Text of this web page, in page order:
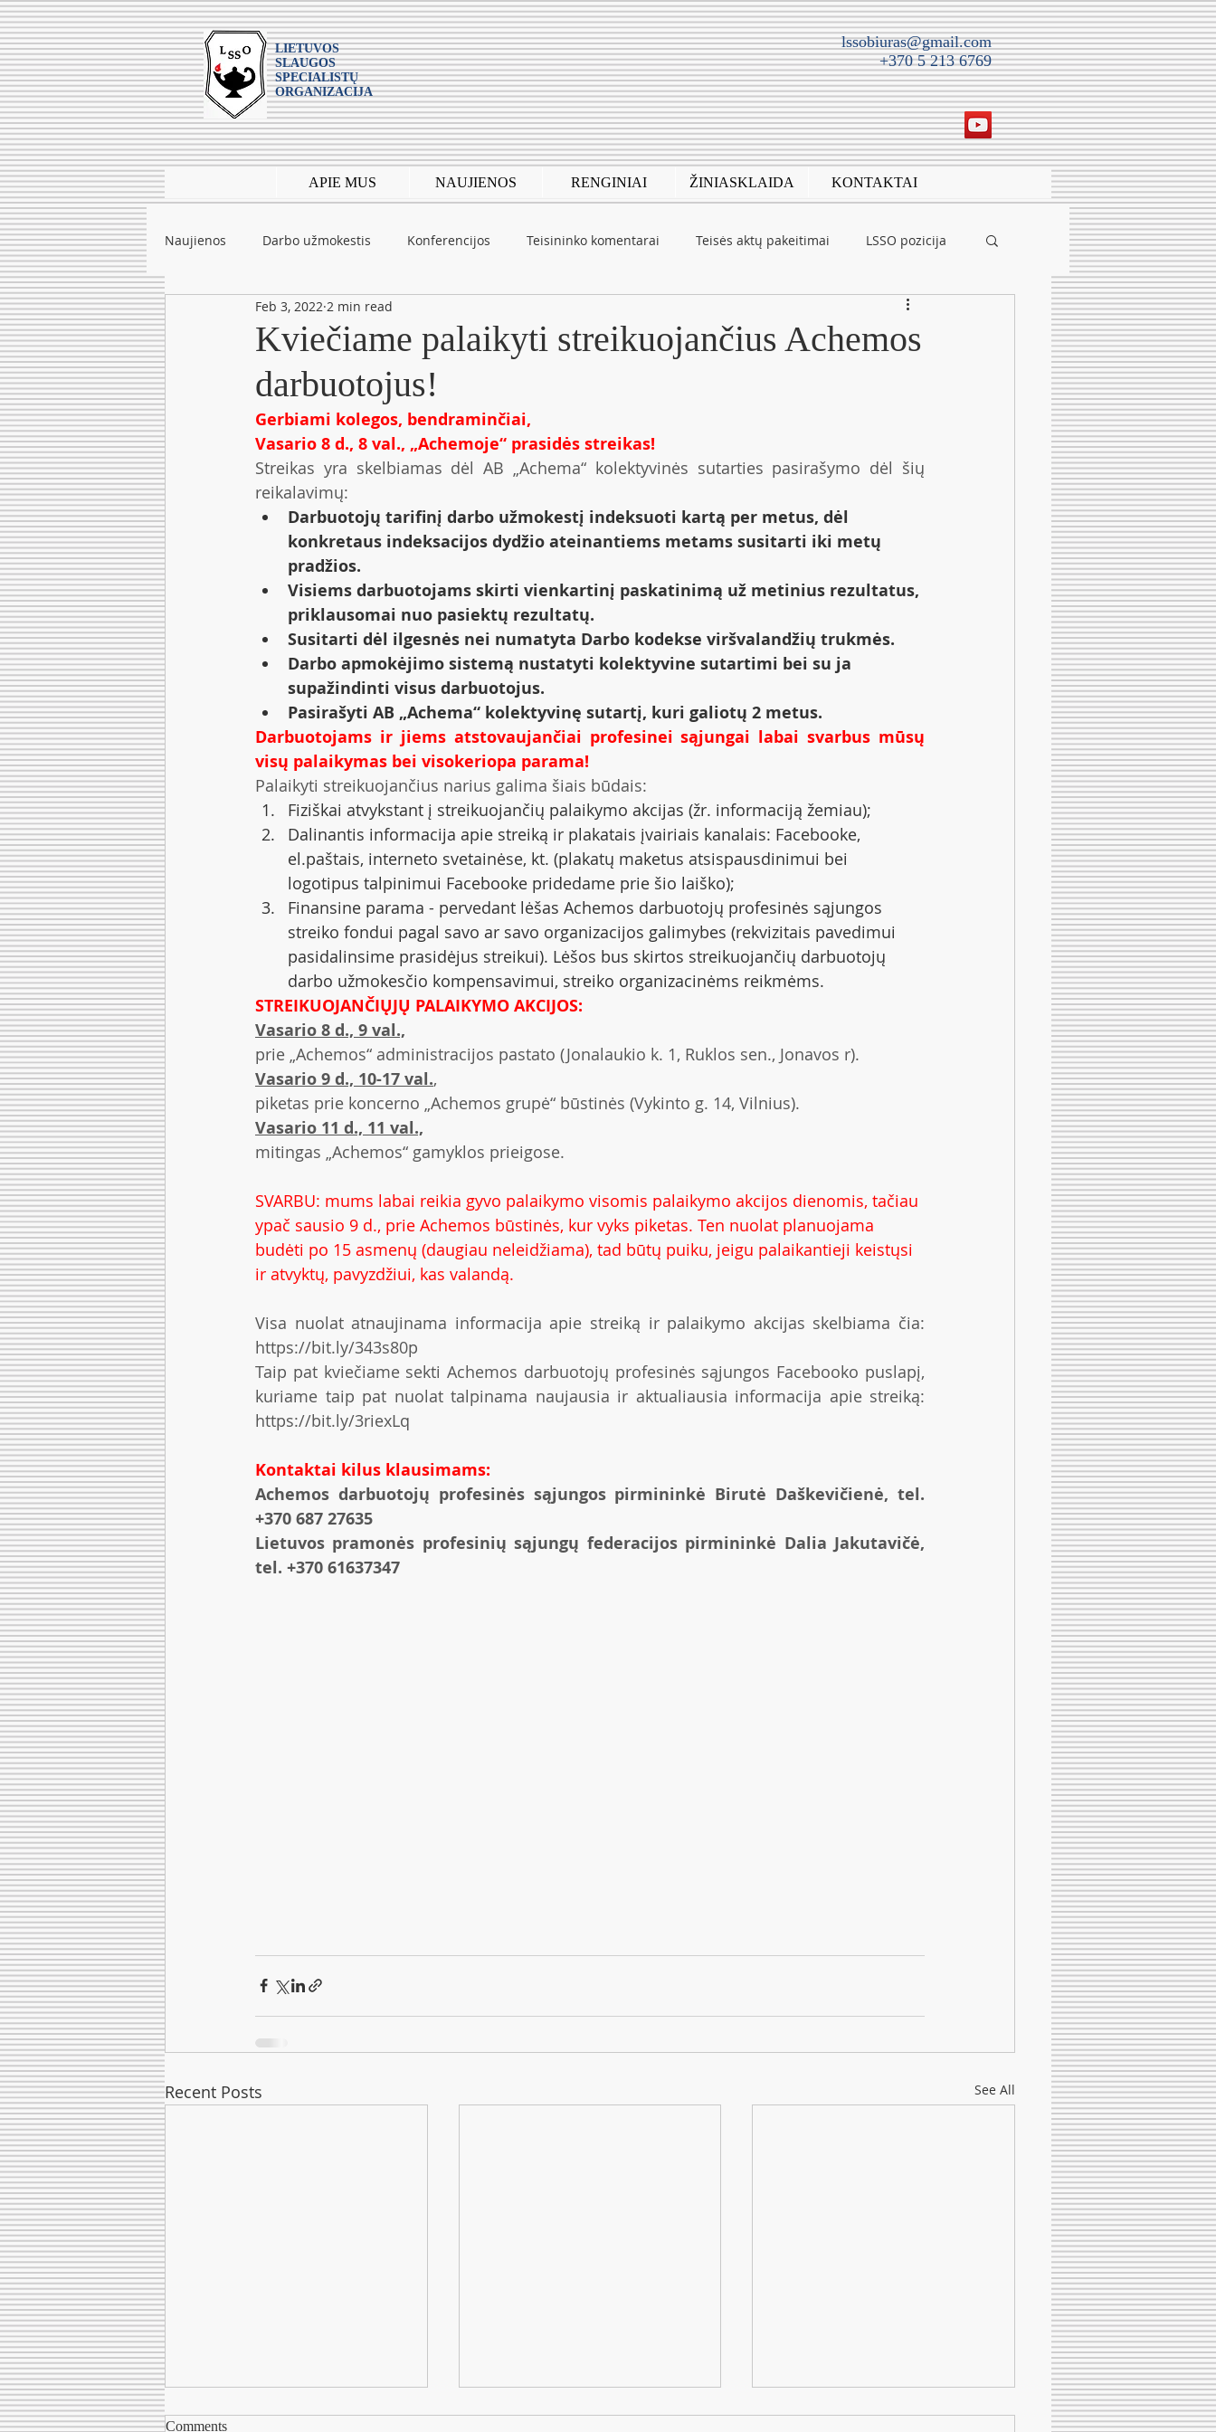
LIETUVOS
SLAUGOS
SPECIALISTŲ
ORGANIZACIJA
lssobiuras@gmail.com
+370 5 213 6769
APIE MUS NAUJIENOS RENGINIAI ŽINIASKLAIDA KONTAKTAI
Naujienos Darbo užmokestis Konferencijos Teisininko komentarai Teisės aktų pakeitimai LSSO pozicija
mokslas Tarptautinė patirtis
Kviečiame palaikyti streikuojančius Achemos
darbuotojus!
Feb 3, 2022 2 min read
Gerbiami kolegos, bendraminčiai,
Vasario 8 d., 8 val., „Achemoje“ prasidės streikas!
Streikas yra skelbiamas dėl AB „Achema“ kolektyvinės sutarties pasirašymo dėl šių
reikalavimų:
Darbuotojų tarifinį darbo užmokestį indeksuoti kartą per metus, dėl
konkretaus indeksacijos dydžio ateinantiems metams susitarti iki metų
pradžios.
Visiems darbuotojams skirti vienkartinį paskatinimą už metinius rezultatus,
priklausomai nuo pasiektų rezultatų.
Susitarti dėl ilgesnės nei numatyta Darbo kodekse viršvalandžių trukmės.
Darbo apmokėjimo sistemą nustatyti kolektyvine sutartimi bei su ja
supažindinti visus darbuotojus.
Pasirašyti AB „Achema“ kolektyvinę sutartį, kuri galiotų 2 metus.
Darbuotojams ir jiems atstovaujančiai profesinei sąjungai labai svarbus mūsų
visų palaikymas bei visokeriopa parama!
Palaikyti streikuojančius narius galima šiais būdais:
Fiziškai atvykstant į streikuojančių palaikymo akcijas (žr. informaciją žemiau);
Dalinantis informacija apie streiką ir plakatais įvairiais kanalais: Facebooke,
el.paštais, interneto svetainėse, kt. (plakatų maketus atsispausdinimui bei
logotipus talpinimui Facebooke pridedame prie šio laiško);
Finansine parama - pervedant lėšas Achemos darbuotojų profesinės sąjungos
streiko fondui pagal savo ar savo organizacijos galimybes (rekvizitais pavedimui
pasidalinsime prasidėjus streikui). Lėšos bus skirtos streikuojančių darbuotojų
darbo užmokesčio kompensavimui, streiko organizacinėms reikmėms.
STREIKUOJANČIŲJŲ PALAIKYMO AKCIJOS:
Vasario 8 d., 9 val.,
prie „Achemos“ administracijos pastato (Jonalaukio k. 1, Ruklos sen., Jonavos r).
Vasario 9 d., 10-17 val.,
piketas prie koncerno „Achemos grupė“ būstinės (Vykinto g. 14, Vilnius).
Vasario 11 d., 11 val.,
mitingas „Achemos“ gamyklos prieigose.
SVARBU: mums labai reikia gyvo palaikymo visomis palaikymo akcijos dienomis, tačiau
ypač sausio 9 d., prie Achemos būstinės, kur vyks piketas. Ten nuolat planuojama
budėti po 15 asmenų (daugiau neleidžiama), tad būtų puiku, jeigu palaikantieji keistųsi
ir atvyktų, pavyzdžiui, kas valandą.
https://bit.ly/343s80p
Taip pat kviečiame sekti Achemos darbuotojų profesinės sąjungos Facebooko puslapį,
https://bit.ly/3riexLq
Kontaktai kilus klausimams:
Achemos darbuotojų profesinės sąjungos pirmininkė Birutė Daškevičienė, tel.
+370 687 27635
Lietuvos pramonės profesinių sąjungų federacijos pirmininkė Dalia Jakutavičė,
tel. +370 61637347
Recent Posts See All
Comments